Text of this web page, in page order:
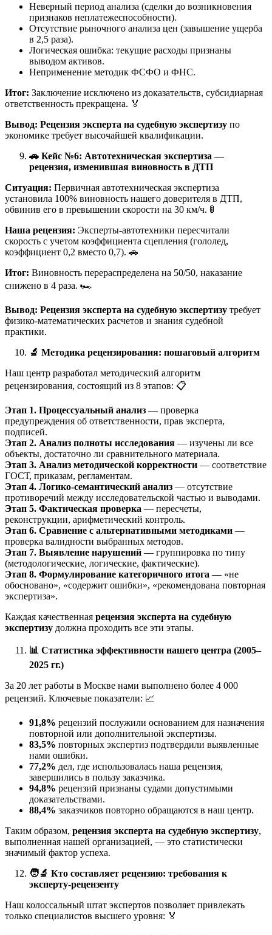
Неверный период анализа (сделки до возникновения
признаков неплатежеспособности).
Отсутствие рыночного анализа цен (завышение ущерба
в 2,5 раза).
Логическая ошибка: текущие расходы признаны
выводом активов.
Неприменение методик ФСФО и ФНС.
Итог: Заключение исключено из доказательств, субсидиарная
ответственность прекращена. 🏅
Вывод: Рецензия эксперта на судебную экспертизу по
экономике требует высочайшей квалификации.
🚗 Кейс №6: Автотехническая экспертиза —
рецензия, изменившая виновность в ДТП
Ситуация: Первичная автотехническая экспертиза
установила 100% виновность нашего доверителя в ДТП,
обвинив его в превышении скорости на 30 км/ч. 🚦
Наша рецензия: Эксперты-автотехники пересчитали
скорость с учетом коэффициента сцепления (гололед,
коэффициент 0,2 вместо 0,7). 🚗
Итог: Виновность перераспределена на 50/50, наказание
снижено в 4 раза. 🏎️
Вывод: Рецензия эксперта на судебную экспертизу требует
физико-математических расчетов и знания судебной
практики.
🔬 Методика рецензирования: пошаговый алгоритм
Наш центр разработал методический алгоритм
рецензирования, состоящий из 8 этапов: 📋
Этап 1. Процессуальный анализ — проверка
предупреждения об ответственности, прав эксперта,
подписей.
Этап 2. Анализ полноты исследования — изучены ли все
объекты, достаточно ли сравнительного материала.
Этап 3. Анализ методической корректности — соответствие
ГОСТ, приказам, регламентам.
Этап 4. Логико-семантический анализ — отсутствие
противоречий между исследовательской частью и выводами.
Этап 5. Фактическая проверка — пересчеты,
реконструкции, арифметический контроль.
Этап 6. Сравнение с альтернативными методиками —
проверка валидности выбранных методов.
Этап 7. Выявление нарушений — группировка по типу
(методологические, логические, фактические).
Этап 8. Формулирование категоричного итога — «не
обосновано», «содержит ошибки», «рекомендована повторная
экспертиза».
Каждая качественная рецензия эксперта на судебную
экспертизу должна проходить все эти этапы.
📊 Статистика эффективности нашего центра (2005–
2025 гг.)
За 20 лет работы в Москве нами выполнено более 4 000
рецензий. Ключевые показатели: 📈
91,8% рецензий послужили основанием для назначения
повторной или дополнительной экспертизы.
83,5% повторных экспертиз подтвердили выявленные
нами ошибки.
77,2% дел, где использовалась наша рецензия,
завершились в пользу заказчика.
94,8% рецензий признаны судами допустимыми
доказательствами.
88,4% заказчиков повторно обращаются в наш центр.
Таким образом, рецензия эксперта на судебную экспертизу,
выполненная нашей организацией, — это статистически
значимый фактор успеха.
🧑 Кто составляет рецензию: требования к
эксперту-рецензенту
Наш колоссальный штат экспертов позволяет привлекать
только специалистов высшего уровня: 🏅